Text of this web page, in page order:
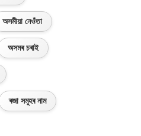
অসমীয়া নেওঁতা
অসমৰ চৰাই
ৰজা সমূহৰ নাম